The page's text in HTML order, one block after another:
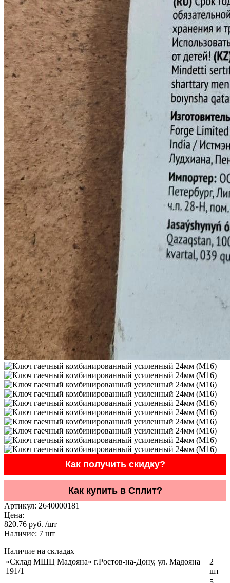
Как получить скидку?
Как купить в Сплит?
Артикул: 2640000181
Цена:
820.76 руб. /шт
Наличие: 7 шт
Наличие на складах
«Склад МШЦ Мадояна» г.Ростов-на-Дону, ул. Мадояна
191/1
2
шт